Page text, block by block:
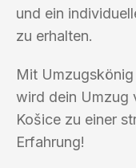
und ein
zu erhalten.
Mit
wird dein Umzug
Košice zu einer
Erfahrung!